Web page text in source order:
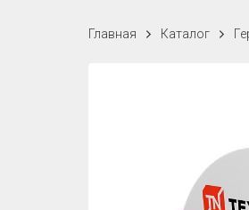
Главная Каталог